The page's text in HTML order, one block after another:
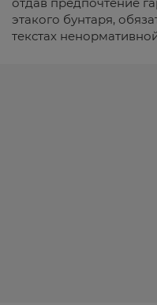
отдав предпочтение
этакого бунтаря,
текстах